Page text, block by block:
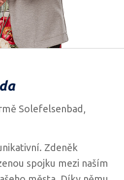
Solefelsenbad,
Zdeněk
spojku mezi naším